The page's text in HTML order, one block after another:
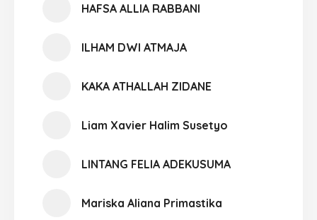
HAFSA ALLIA RABBANI
ILHAM DWI ATMAJA
KAKA ATHALLAH ZIDANE
Liam Xavier Halim Susetyo
LINTANG FELIA ADEKUSUMA
Mariska Aliana Primastika